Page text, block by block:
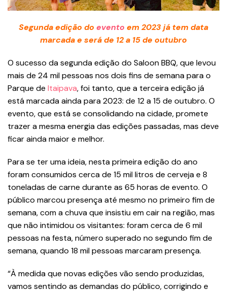
Segunda edição do evento em 2023 já tem data
marcada e será de 12 a 15 de outubro
O sucesso da segunda edição do Saloon BBQ, que levou
mais de 24 mil pessoas nos dois fins de semana para o
Parque de Itaipava, foi tanto, que a terceira edição já
está marcada ainda para 2023: de 12 a 15 de outubro. O
evento, que está se consolidando na cidade, promete
trazer a mesma energia das edições passadas, mas deve
ficar ainda maior e melhor.
Para se ter uma ideia, nesta primeira edição do ano
foram consumidos cerca de 15 mil litros de cerveja e 8
toneladas de carne durante as 65 horas de evento. O
público marcou presença até mesmo no primeiro fim de
semana, com a chuva que insistiu em cair na região, mas
que não intimidou os visitantes: foram cerca de 6 mil
pessoas na festa, número superado no segundo fim de
semana, quando 18 mil pessoas marcaram presença.
“À medida que novas edições vão sendo produzidas,
vamos sentindo as demandas do público, corrigindo e